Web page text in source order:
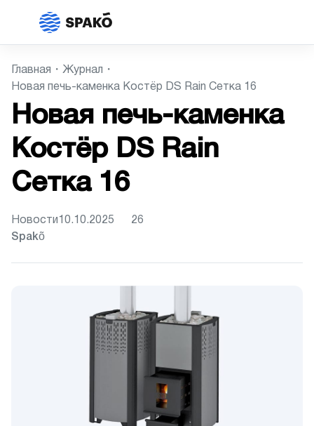
Главная
Журнал
Новая печь-каменка Костёр DS Rain Сетка 16
Новая печь-каменка
Костёр DS Rain
Сетка 16
Новости 10.10.2025
26
Spakõ